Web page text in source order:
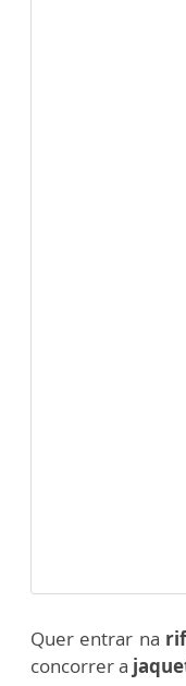
Quer entrar na
concorrer a